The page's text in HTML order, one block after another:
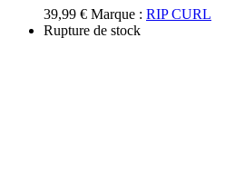
options
peuvent
39,99 € Marque : RIP CURL
Rupture de stock